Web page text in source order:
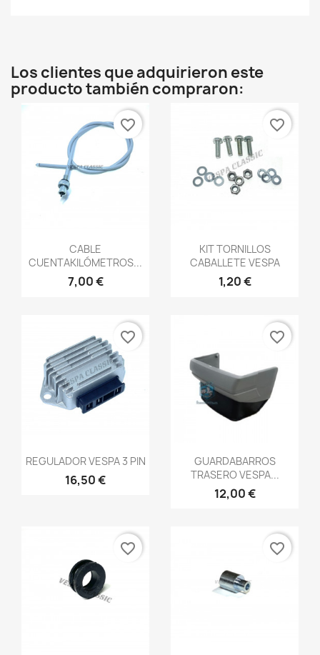
Los clientes que adquirieron este
producto también compraron:
Vista rápida
CABLE
CUENTAKILÓMETROS...
7,00 €
favorite_border
Vista rápida
KIT TORNILLOS
CABALLETE VESPA
1,20 €
favorite_border
Vista rápida
REGULADOR VESPA 3 PIN
16,50 €
favorite_border
Vista rápida
GUARDABARROS
TRASERO VESPA...
12,00 €
favorite_border
favorite_border favorite_border